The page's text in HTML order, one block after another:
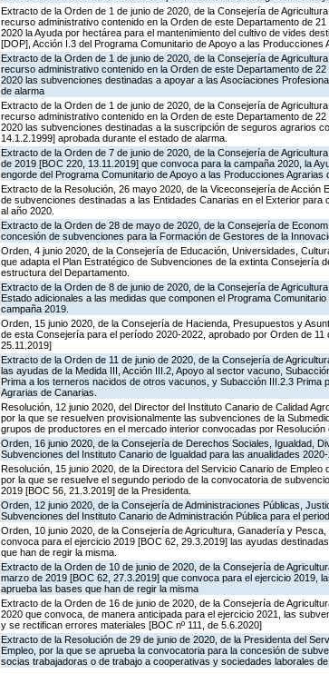
Extracto de la Orden de 1 de junio de 2020, de la Consejería de
recurso administrativo contenido en la Orden de este Departamento de
2020 la Ayuda por hectárea para el mantenimiento del cultivo de vides
[DOP], Acción I.3 del Programa Comunitario de Apoyo a las
Extracto de la Orden de 1 de junio de 2020, de la Consejería de
recurso administrativo contenido en la Orden de este Departamento de
2020 las subvenciones destinadas a apoyar a las Asociaciones
de alarma
Extracto de la Orden de 1 de junio de 2020, de la Consejería de
recurso administrativo contenido en la Orden de este Departamento de
2020 las subvenciones destinadas a la suscripción de seguros agrarios
14.1.2.1999] aprobada durante el estado de alarma.
Extracto de la Orden de 7 de junio de 2020, de la Consejería de
de 2019 [BOC 220, 13.11.2019] que convoca para la campaña 2020, la
engorde del Programa Comunitario de Apoyo a las Producciones Agrarias
Extracto de la Resolución, 26 mayo 2020, de la Viceconsejería de
de subvenciones destinadas a las Entidades Canarias en el Exterior
al año 2020.
Extracto de la Orden de 28 de mayo de 2020, de la Consejería de
concesión de subvenciones para la Formación de Gestores de la
Orden, 4 junio 2020, de la Consejería de Educación, Universidades,
que adapta el Plan Estratégico de Subvenciones de la extinta
estructura del Departamento.
Extracto de la Orden de 8 de junio de 2020, de la Consejería de
Estado adicionales a las medidas que componen el Programa
campaña 2019.
Orden, 15 junio 2020, de la Consejería de Hacienda, Presupuestos y
de esta Consejería para el período 2020-2022, aprobado por Orden de
25.11.2019]
Extracto de la Orden de 11 de junio de 2020, de la Consejería de
las ayudas de la Medida III, Acción III.2, Apoyo al sector vacuno,
Prima a los terneros nacidos de otros vacunos, y Subacción III.2.3
Agrarias de Canarias.
Resolución, 12 junio 2020, del Director del Instituto Canario de Calidad
por la que se resuelven provisionalmente las subvenciones de la
grupos de productores en el mercado interior convocadas por
Orden, 16 junio 2020, de la Consejería de Derechos Sociales, Igualdad,
Subvenciones del Instituto Canario de Igualdad para las anualidades 2020-
Resolución, 15 junio 2020, de la Directora del Servicio Canario de
por la que se resuelve el segundo periodo de la convocatoria de
2019 [BOC 56, 21.3.2019] de la Presidenta.
Orden, 12 junio 2020, de la Consejería de Administraciones Públicas,
Subvenciones del Instituto Canario de Administración Pública para el
Orden, 10 junio 2020, de la Consejería de Agricultura, Ganadería y
convoca para el ejercicio 2019 [BOC 62, 29.3.2019] las ayudas
que han de regir la misma.
Extracto de la Orden de 10 de junio de 2020, de la Consejería de
marzo de 2019 [BOC 62, 27.3.2019] que convoca para el ejercicio 2019,
aprueba las bases que han de regir la misma
Extracto de la Orden de 16 de junio de 2020, de la Consejería de
2020 que convoca, de manera anticipada para el ejercicio 2021, las
y se rectifican errores materiales [BOC nº 111, de 5.6.2020]
Extracto de la Resolución de 29 de junio de 2020, de la Presidenta del
Empleo, por la que se aprueba la convocatoria para la concesión de
socias trabajadoras o de trabajo a cooperativas y sociedades laborales